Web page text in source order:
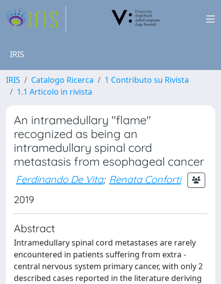
IRIS
IRIS Catalogo Ricerca
1 Contributo su Rivista
1.1 Articolo in rivista
An intramedullary "flame"
recognized as being an
intramedullary spinal cord
metastasis from esophageal cancer
Ferdinando De Vita; Renata Conforti
2019
Abstract
Intramedullary spinal cord metastases are rarely
encountered in patients suffering from extra -
central nervous system primary cancer, with only 2
described cases reported in the literature deriving